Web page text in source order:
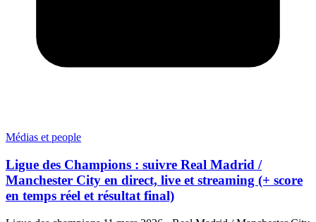
Médias et people
Ligue des Champions : suivre Real Madrid /
Manchester City en direct, live et streaming (+ score
en temps réel et résultat final)